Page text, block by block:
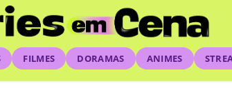
FILMES DORAMAS ANIMES